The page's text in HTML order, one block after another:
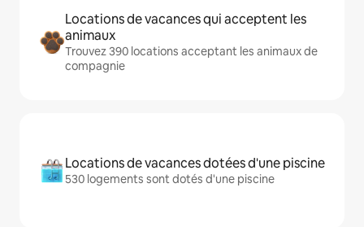
Locations de vacances qui acceptent les
animaux
Trouvez 390 locations acceptant les animaux de
compagnie
Locations de vacances dotées d'une piscine
530 logements sont dotés d'une piscine